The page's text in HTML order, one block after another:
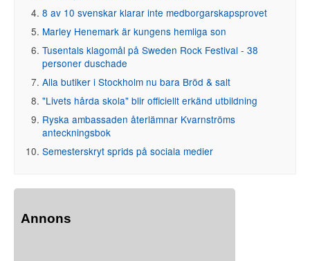
8 av 10 svenskar klarar inte medborgarskapsprovet
Marley Henemark är kungens hemliga son
Tusentals klagomål på Sweden Rock Festival - 38
personer duschade
Alla butiker i Stockholm nu bara Bröd & salt
"Livets hårda skola" blir officiellt erkänd utbildning
Ryska ambassaden återlämnar Kvarnströms
anteckningsbok
Semesterskryt sprids på sociala medier
Annons